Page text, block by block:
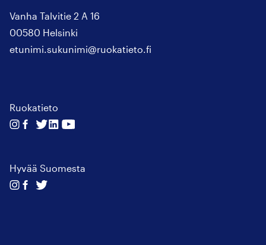
Vanha Talvitie 2 A 16
00580 Helsinki
etunimi.sukunimi@ruokatieto.fi
Ruokatieto
Seuraa
Seuraa
Seuraa
SeuraaSeuraa
Hyvää Suomesta
Seuraa
SeuraaSeuraa